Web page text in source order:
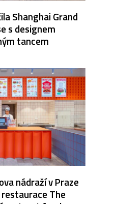
Shanghai Grand
s designem
tancem
nádraží v Praze
The